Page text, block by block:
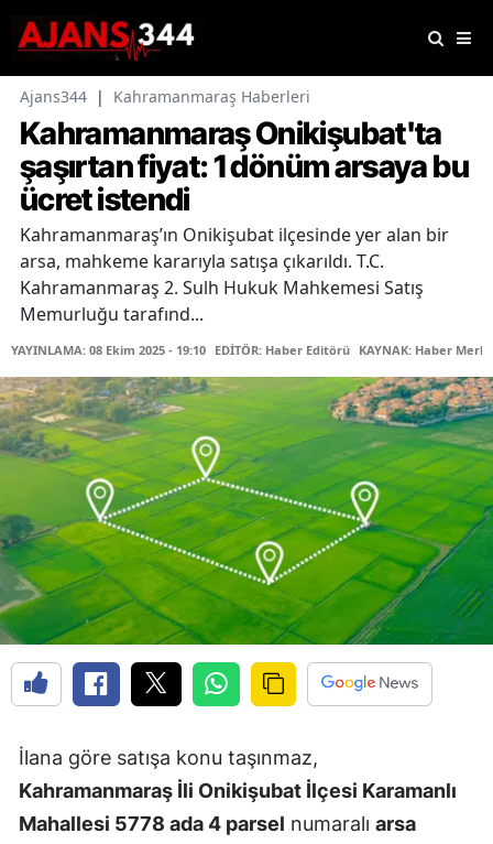
Ajans344 | Kahramanmaraş Haberleri
Kahramanmaraş Onikişubat'ta
şaşırtan fiyat: 1 dönüm arsaya bu
ücret istendi
Kahramanmaraş’ın Onikişubat ilçesinde yer alan bir
arsa, mahkeme kararıyla satışa çıkarıldı. T.C.
Kahramanmaraş 2. Sulh Hukuk Mahkemesi Satış
Memurluğu tarafınd...
YAYINLAMA: 08 Ekim 2025 - 19:10 EDİTÖR: Haber Editörü KAYNAK: Haber
İlana göre satışa konu taşınmaz,
Kahramanmaraş İli Onikişubat İlçesi Karamanlı
Mahallesi 5778 ada 4 parsel numaralı arsa